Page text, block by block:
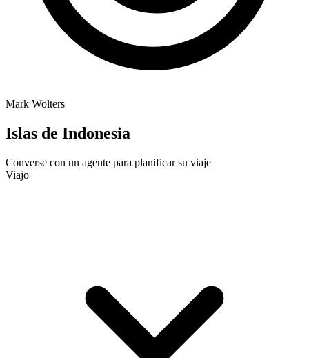
Mark Wolters
Islas de Indonesia
Converse con un agente para planificar su viaje
Viajo